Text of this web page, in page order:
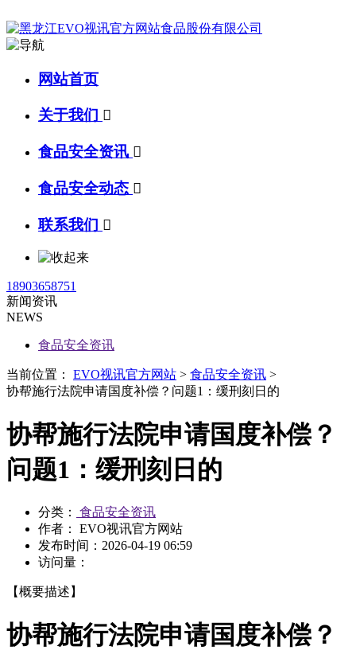
网站首页
关于我们 
食品安全资讯 
食品安全动态 
联系我们 
18903658751
新闻资讯
NEWS
食品安全资讯
当前位置： EVO视讯官方网站 > 食品安全资讯 >
协帮施行法院申请国度补偿？问题1：缓刑刻日的
协帮施行法院申请国度补偿？
问题1：缓刑刻日的
分类：
食品安全资讯
作者： EVO视讯官方网站
发布时间： 2026-04-19 06:59
访问量：
【概要描述】
协帮施行法院申请国度补偿？